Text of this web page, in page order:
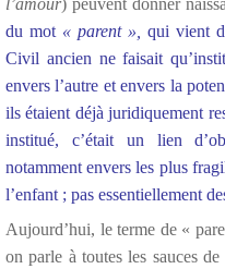
l’amour) peuvent donner
du mot « parent », qui vient
Civil ancien ne faisait
envers l’autre et envers la
ils étaient déjà juridiquement
institué, c’était un lien
notamment envers les plus
l’enfant ; pas essentiellement
Aujourd’hui, le terme de «
on parle à toutes les sauces